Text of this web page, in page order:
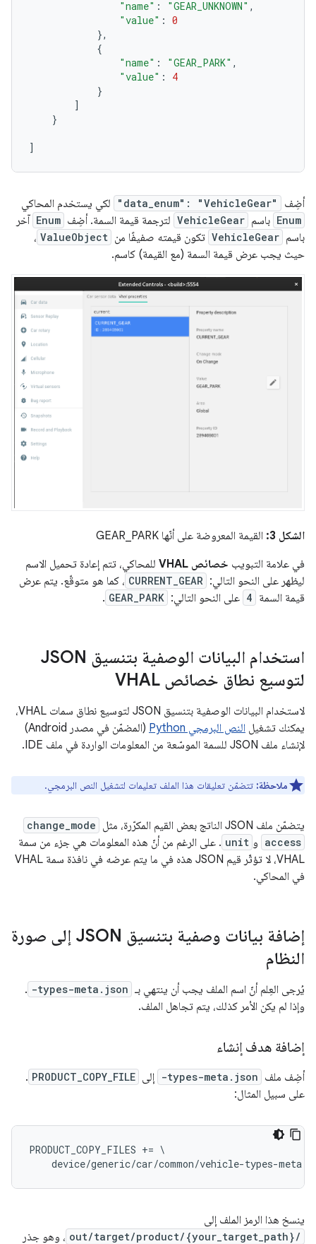
"name" : "GEAR_UNKNOWN" ,
"value" : 0
},
{
"name" : "GEAR_PARK" ,
"value" :
4
}
]
}
]
أضِف "data_enum": "VehicleGear" لكي يستخدم المحاكي
Enum باسم VehicleGear لترجمة قيمة السمة. أضِف Enum آخر
باسم VehicleGear تكون قيمته صفيفًا من ValueObject ،
حيث يجب عرض قيمة السمة (مع القيمة) كاسم.
الشكل 3:
القيمة المعروضة على أنّها GEAR_PARK
في علامة التبويب خصائص VHAL
للمحاكي، تتم إعادة تحميل الاسم
ليظهر على النحو التالي: CURRENT_GEAR ، كما هو متوقّع. يتم عرض
قيمة السمة 4 على النحو التالي: GEAR_PARK
.
استخدام البيانات الوصفية بتنسيق JSON
لتوسيع نطاق خصائص VHAL
لاستخدام البيانات الوصفية بتنسيق JSON لتوسيع نطاق سمات VHAL،
يمكنك تشغيل النص البرمجي Python
(المضمّن في مصدر Android)
لإنشاء ملف JSON للسمة الموسّعة من المعلومات الواردة في ملف IDE.
ملاحظة: تتضمّن تعليقات هذا الملف تعليمات لتشغيل النص البرمجي.
يتضمّن ملف JSON الناتج بعض القيم المكرّرة، مثل
change_mode
access و unit . على الرغم من أنّ هذه المعلومات هي جزء من سمة
VHAL، لا تؤثّر قيم JSON هذه في ما يتم عرضه في نافذة سمة VHAL
في المحاكي.
إضافة بيانات وصفية بتنسيق JSON إلى صورة
النظام
يُرجى العِلم أنّ اسم الملف يجب أن ينتهي بـ -types-meta.json
.
وإذا لم يكن الأمر كذلك، يتم تجاهل الملف.
إضافة هدف إنشاء
أضِف ملف -types-meta.json إلى PRODUCT_COPY_FILE
.
على سبيل المثال:
PRODUCT_COPY_FILES +=
device/generic/car/common/vehicle-types-meta
ينسخ هذا الرمز الملف إلى
out/target/product/{your_target_path}/ ، وهو جذر